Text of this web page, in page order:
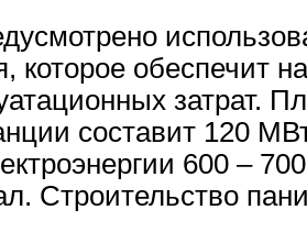
которое обеспечит
затрат.
составит 120
600 –
Строительство